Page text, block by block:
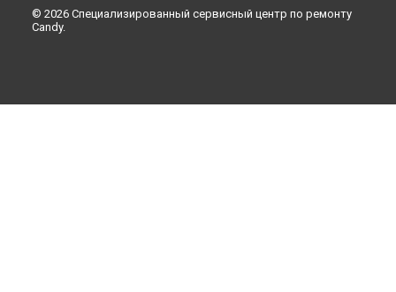
© 2026 Специализированный сервисный центр по ремонту
Candy.